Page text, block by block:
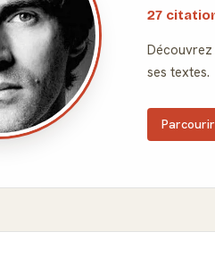
27
ses textes.